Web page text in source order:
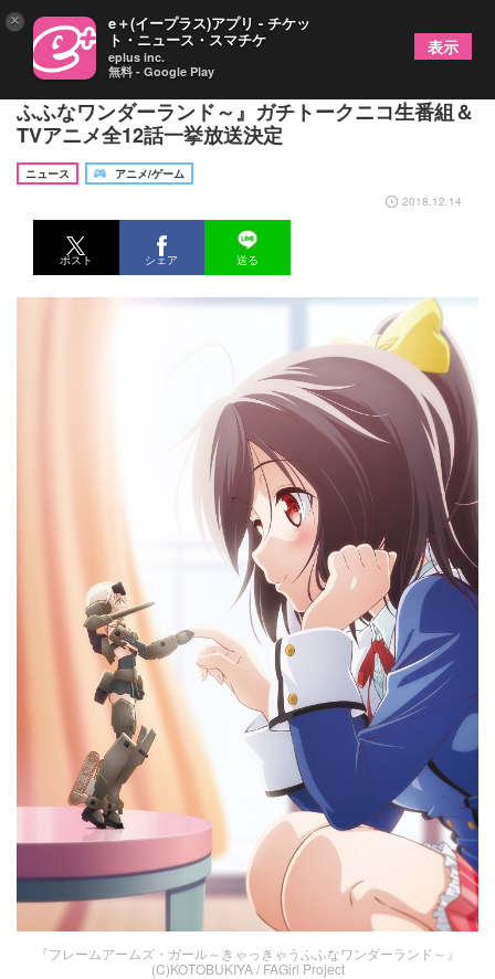
劇場版『フレームアームズ・ガール～きゃっきゃう
ふふなワンダーランド～』ガチトークニコ生番組＆
TVアニメ全12話一挙放送決定
ニュース
アニメ/ゲーム
2018.12.14
ポスト シェア 送る
『フレームアームズ・ガール～きゃっきゃうふふなワンダーランド～』
(C)KOTOBUKIYA / FAGirl Project
× e＋(イープラス)アプリ - チケッ
ト・ニュース・スマチケ
eplus inc.
無料 - Google Play
表示